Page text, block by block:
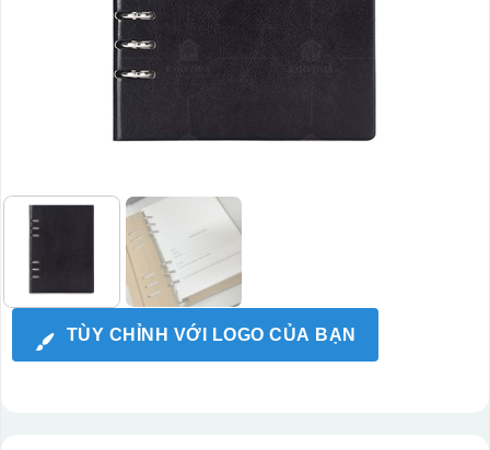
TÙY CHỈNH VỚI LOGO CỦA BẠN